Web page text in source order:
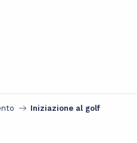
Iniziazione al golf